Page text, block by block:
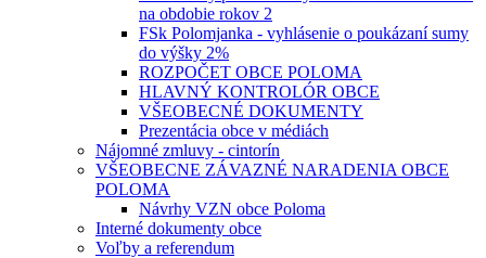
na obdobie rokov 2
FSk Polomjanka - vyhlásenie o poukázaní sumy
do výšky 2%
ROZPOČET OBCE POLOMA
HLAVNÝ KONTROLÓR OBCE
VŠEOBECNÉ DOKUMENTY
Prezentácia obce v médiách
Nájomné zmluvy - cintorín
VŠEOBECNE ZÁVAZNÉ NARADENIA OBCE
POLOMA
Návrhy VZN obce Poloma
Interné dokumenty obce
Voľby a referendum